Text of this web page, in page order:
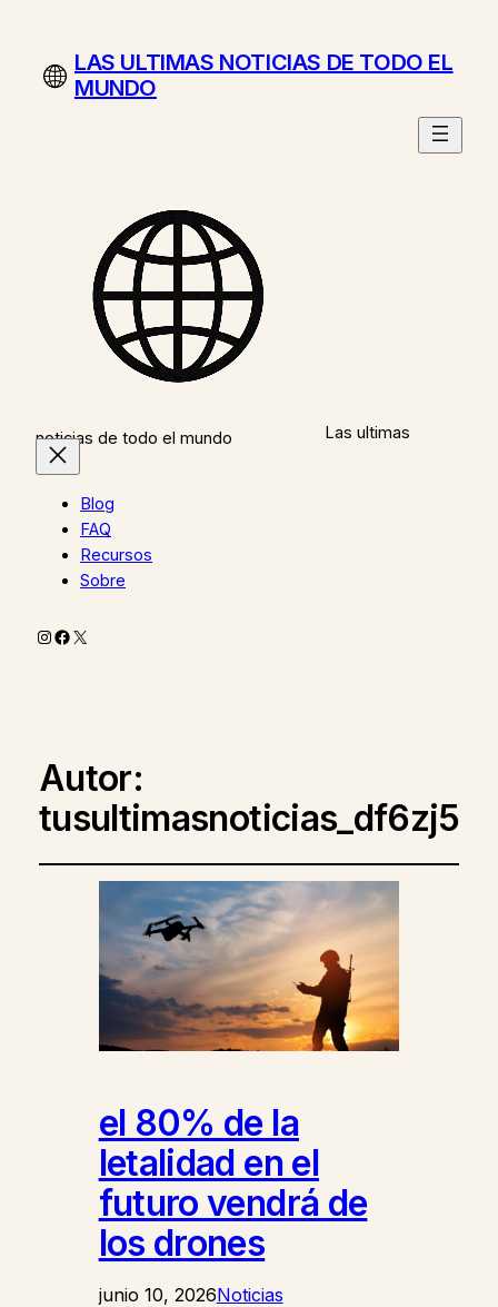
LAS ULTIMAS NOTICIAS DE TODO EL
MUNDO
Las ultimas
noticias de todo el mundo
Blog
FAQ
Recursos
Sobre
Instagram
Facebook
X
Autor:
tusultimasnoticias_df6zj5
el 80% de la
letalidad en el
futuro vendrá de
los drones
junio 10, 2026Noticias